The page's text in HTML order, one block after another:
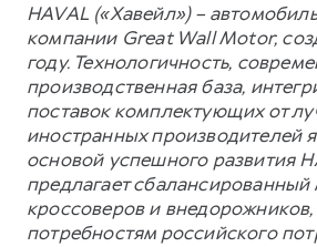
HAVAL («Хавейл») –
компании Great Wall Motor,
году. Технологичность,
производственная база,
поставок комплектующих от
иностранных производителей
основой успешного развития
предлагает
кроссоверов и
потребностям российского